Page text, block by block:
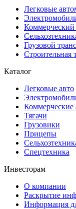
Легковые
Коммерческий
Грузовой
Строительная
Каталог
Легковые авто
Коммерческие
Тягачи
Грузовики
Прицепы
Спецтехника
Инвесторам
О компании
Раскрытие
Информация